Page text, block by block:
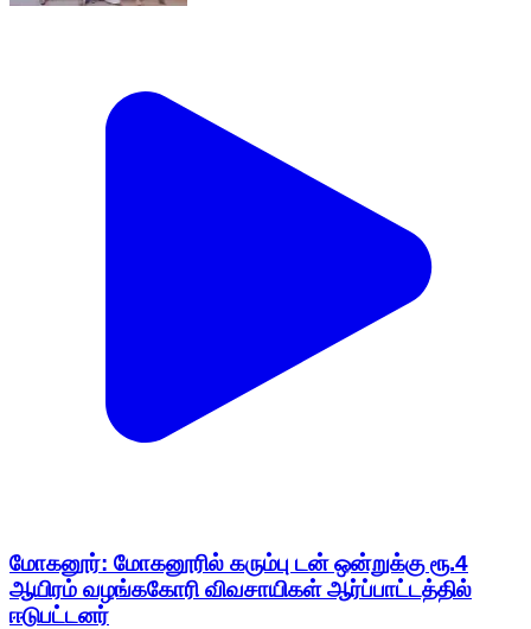
மோகனூர்: மோகனூரில் கரும்பு டன் ஒன்றுக்கு ரூ.4
ஆயிரம் வழங்ககோரி விவசாயிகள் ஆர்ப்பாட்டத்தில்
ஈடுபட்டனர்